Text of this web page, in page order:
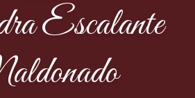
Escalante